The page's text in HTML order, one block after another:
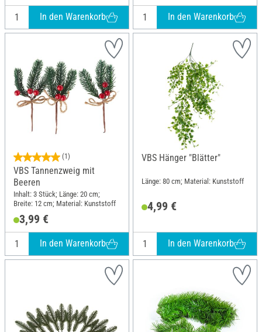
In den Warenkorb In den Warenkorb
(1)
VBS Tannenzweig mit
Beeren
Inhalt: 3 Stück; Länge: 20 cm;
Breite: 12 cm; Material: Kunststoff
3,99 €
In den Warenkorb
VBS Hänger "Blätter"
Länge: 80 cm; Material: Kunststoff
4,99 €
In den Warenkorb